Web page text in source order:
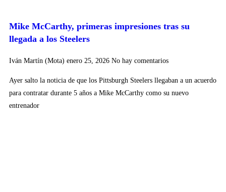
Mike McCarthy, primeras impresiones tras su
llegada a los Steelers
Iván Martín (Mota) enero 25, 2026 No hay comentarios
Ayer salto la noticia de que los Pittsburgh Steelers llegaban a un acuerdo
para contratar durante 5 años a Mike McCarthy como su nuevo
entrenador